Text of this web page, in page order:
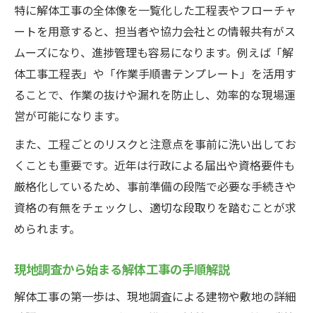
法
最適な解体工事手順書で効率アップ
解体工事手順書で作業効率を高める工夫
作業手順書テンプレート活用のポイント
安全管理に役立つ解体工事手順書の作成法
手順書を用いた現場の標準化と品質向上
手順書で解体工事の段取りを可視化する方
法
トラブル回避に欠かせない現場工程管理
解体工事の現場工程管理で防ぐリスク
スケジュール遅延を防ぐ解体工事管理術
現場で役立つ解体工事の工程管理ポイント
特に解体工事の全体像を一覧化した工程表やフローチャ
ートを用意すると、担当者や協力会社との情報共有がス
ムーズになり、進捗管理も容易になります。例えば「解
体工事工程表」や「作業手順書テンプレート」を活用す
ることで、作業の抜けや漏れを防止し、効率的な現場運
営が可能になります。
また、工程ごとのリスクと注意点を事前に洗い出してお
くことも重要です。近年は行政による届出や資格要件も
厳格化しているため、事前準備の段階で必要な手続きや
資格の有無をチェックし、適切な段取りを踏むことが求
められます。
現地調査から始まる解体工事の手順解説
解体工事の第一歩は、現地調査による建物や敷地の詳細